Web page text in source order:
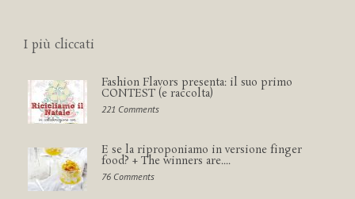
I più cliccati
Fashion Flavors presenta: il suo primo
CONTEST (e raccolta)
221 Comments
E se la riproponiamo in versione finger
food? + The winners are....
76 Comments